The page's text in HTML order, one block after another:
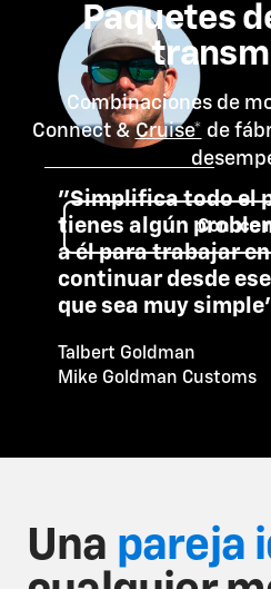
Paquetes
Combinaciones de
Connect &Cruise* de
Conoce
"Simplifica todo el
tienes algún
a él para trabajar
continuar desde
que sea muy
Talbert Goldman
Mike Goldman Customs
Una pareja